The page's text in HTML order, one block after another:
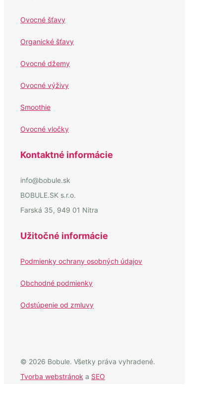
Ovocné šťavy
Organické šťavy
Ovocné džemy
Ovocné výživy
Smoothie
Ovocné vločky
Kontaktné informácie
info@bobule.sk
BOBULE.SK s.r.o.
Farská 35, 949 01 Nitra
Užitočné informácie
Podmienky ochrany osobných údajov
Obchodné podmienky
Odstúpenie od zmluvy
© 2026 Bobule. Všetky práva vyhradené.
Tvorba webstránok a SEO